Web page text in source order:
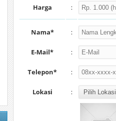
Harga :
Nama* :
E-Mail* :
Telepon* :
Lokasi :